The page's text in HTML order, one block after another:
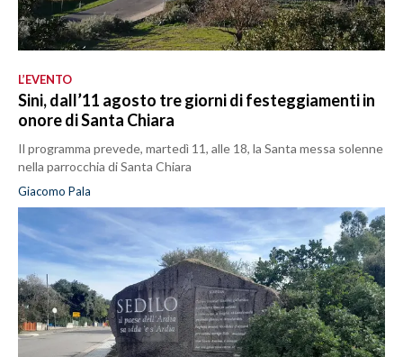
L’EVENTO
Sini, dall’11 agosto tre giorni di festeggiamenti in
onore di Santa Chiara
Il programma prevede, martedì 11, alle 18, la Santa messa solenne
nella parrocchia di Santa Chiara
Giacomo Pala